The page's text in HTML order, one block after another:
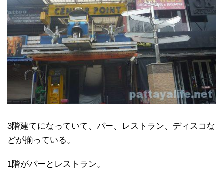
3階建てになっていて、バー、レストラン、ディスコな
どが揃っている。
1階がバーとレストラン。